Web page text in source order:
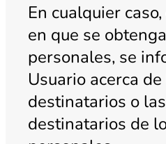
En cualquier
en que se
personales, se
Usuario acerca
destinatarios o
destinatarios de